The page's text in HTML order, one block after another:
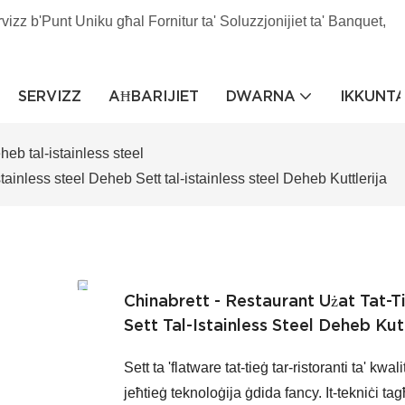
b'Punt Uniku għal Fornitur ta' Soluzzjonijiet ta' Banquet,
SERVIZZ AĦBARIJIET DWARNA
tal-istainless steel
steel Deheb Sett tal-istainless steel Deheb Kuttlerija
Chinabrett - Restaurant Użat Tat-
Sett Tal-Istainless Steel Deheb
Sett ta 'flatware tat-tieġ tar-ristoranti ta'
jeħtieġ teknoloġija ġdida fancy. It-tekniċi